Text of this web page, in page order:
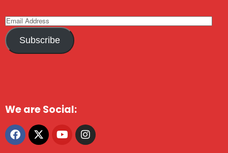
Subscribe
We are Social: